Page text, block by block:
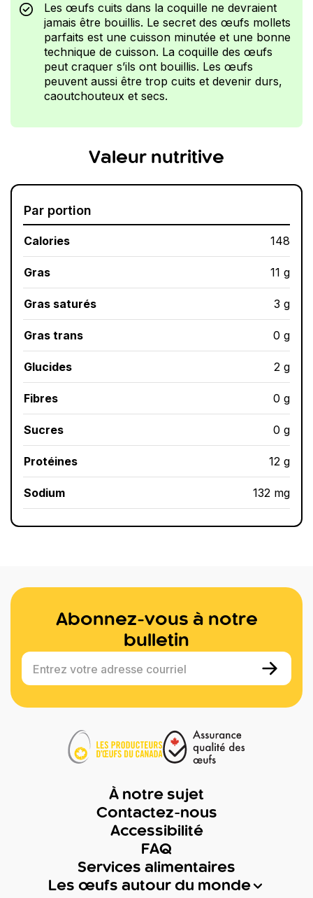
Les œufs cuits dans la coquille ne devraient
jamais être bouillis. Le secret des œufs mollets
parfaits est une cuisson minutée et une bonne
technique de cuisson. La coquille des œufs
peut craquer s’ils ont bouillis. Les œufs
peuvent aussi être trop cuits et devenir durs,
caoutchouteux et secs.
Valeur nutritive
Par portion
Calories 148
Gras 11 g
Gras saturés 3 g
Gras trans 0 g
Glucides 2 g
Fibres 0 g
Sucres 0 g
Protéines 12 g
Sodium 132 mg
Abonnez-vous à notre
bulletin
Entrez votre adresse courriel
À notre sujet
Contactez-nous
Accessibilité
FAQ
Services alimentaires
Les œufs autour du monde